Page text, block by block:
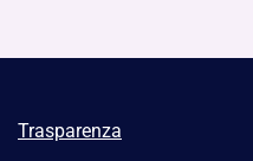
Trasparenza